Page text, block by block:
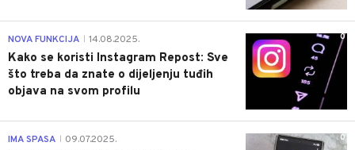
0
NOVA FUNKCIJA 14.08.2025.
Kako se koristi Instagram Repost: Sve
što treba da znate o dijeljenju tuđih
objava na svom profilu
0
IMA SPASA 09.07.2025.